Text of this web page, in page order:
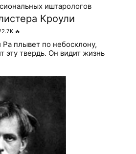
иштарологов
Кроули
🔥
плывет по небосклону,
эту твердь. Он видит жизнь